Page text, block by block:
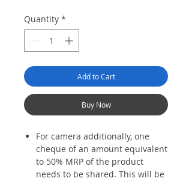
Quantity *
Add to Cart
Buy Now
For camera additionally, one
cheque of an amount equivalent
to 50% MRP of the product
needs to be shared. This will be